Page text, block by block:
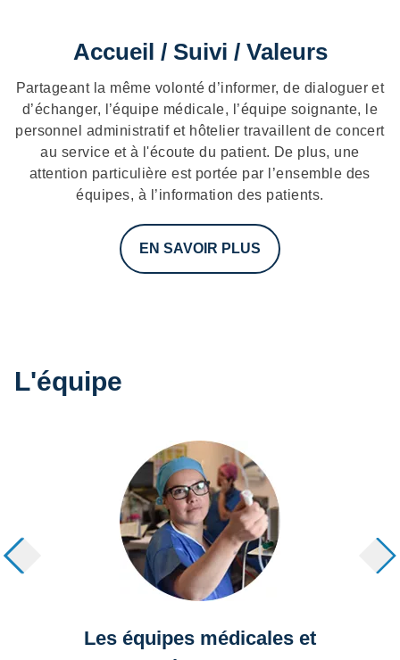
Accueil / Suivi / Valeurs
Partageant la même volonté d’informer, de dialoguer et
d’échanger, l’équipe médicale, l’équipe soignante, le
personnel administratif et hôtelier travaillent de concert
au service et à l'écoute du patient. De plus, une
attention particulière est portée par l’ensemble des
équipes, à l’information des patients.
EN SAVOIR PLUS
L'équipe
Les équipes médicales et